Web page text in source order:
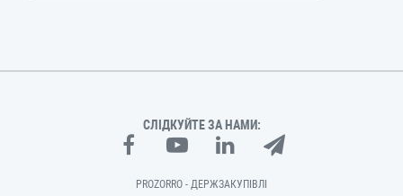
СЛІДКУЙТЕ ЗА НАМИ:
PROZORRO - ДЕРЖЗАКУПІВЛІ